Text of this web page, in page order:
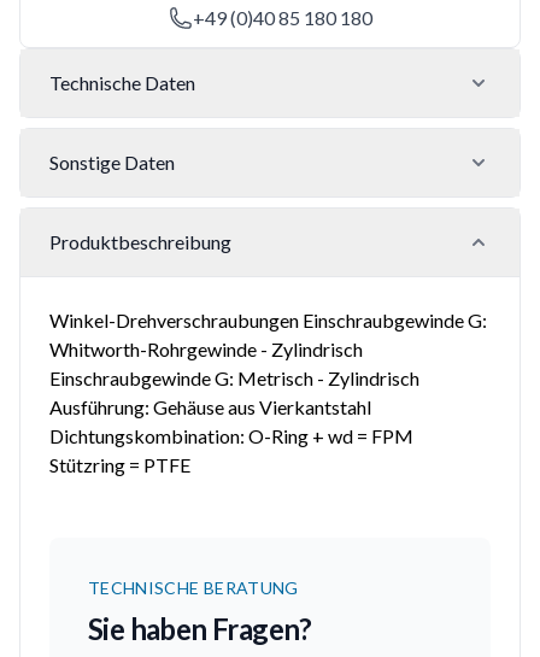
+49 (0)40 85 180 180
Technische Daten
Sonstige Daten
Produktbeschreibung
Winkel-Drehverschraubungen Einschraubgewinde G:
Whitworth-Rohrgewinde - Zylindrisch
Einschraubgewinde G: Metrisch - Zylindrisch
Ausführung: Gehäuse aus Vierkantstahl
Dichtungskombination: O-Ring + wd = FPM
Stützring = PTFE
TECHNISCHE BERATUNG
Sie haben Fragen?